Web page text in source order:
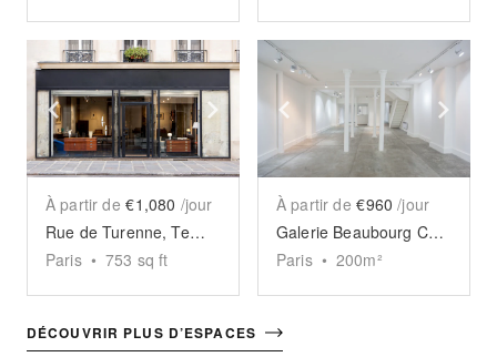
Show previous slide Show next slide
À partir de €1,080 /jour
Rue de Turenne, Temple - The Elegant Store
Paris • 753 sq ft
Show previous slide
À partir de €960 /jour
Galerie Beaubourg Chapon
Paris • 200m²
DÉCOUVRIR PLUS D’ESPACES